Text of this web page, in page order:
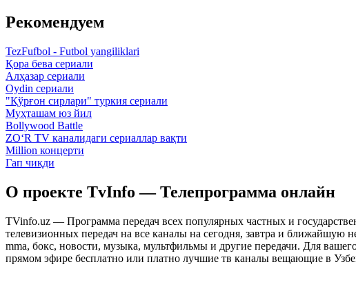
Рекомендуем
TezFufbol - Futbol yangiliklari
Қора бева сериали
Алҳазар сериали
Oydin сериали
"Қўрғон сирлари" туркия сериали
Муҳташам юз йил
Bollywood Battle
ZO‘R TV каналидаги сериаллар вақти
Million концерти
Гап чиқди
О проекте TvInfo — Телепрограмма онлайн
TVinfo.uz — Программа передач всех популярных частных и
телевизионных передач на все каналы на сегодня, завтра и
mma, бокс, новости, музыка, мультфильмы и другие передачи. Для
прямом эфире бесплатно или платно лучшие тв каналы вещающие в